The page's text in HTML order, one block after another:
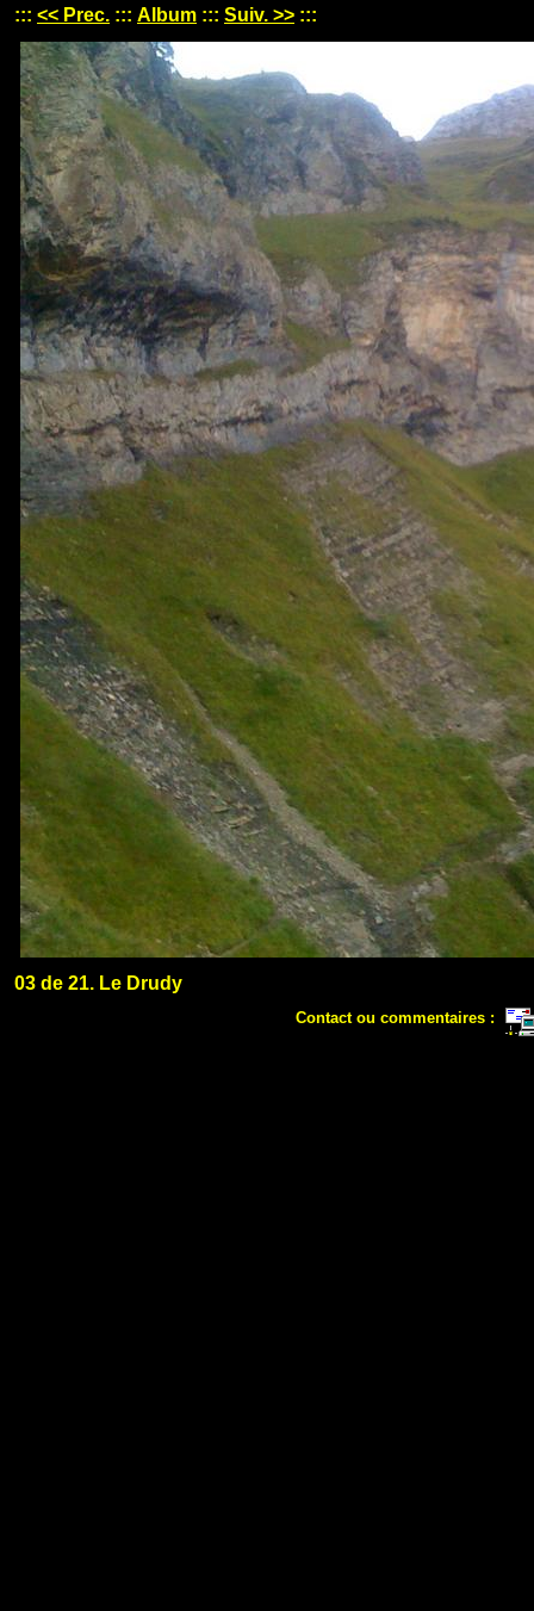
::: << Prec. ::: Album ::: Suiv. >> :::
03 de 21. Le Drudy
Contact ou commentaires :